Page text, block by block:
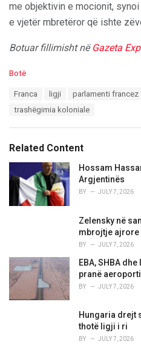
me objektivin e mocionit,
e vjetër mbretëror që ishte
Botuar fillimisht në Gazeta
C
i
e
s
:
Botë
Franca ligji parlamenti francez
trashëgimia koloniale
Related Content
Hossam
Argjentinës
BY JULY 7, 2026
Zelensky në
mbrojtje ajrore
BY JULY 7, 2026
EBA, SHBA
pranë
BY JULY 7, 2026
Hungaria drejt
thotë ligji i ri
BY JULY 7, 2026